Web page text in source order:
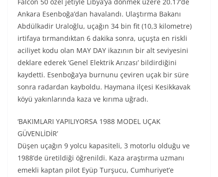
Ankara Esenboğa’dan havalandı. Ulaştırma Bakanı
Abdülkadir Uraloğlu, uçağın 34 bin fit (10,3 kilometre)
irtifaya tırmandıktan 6 dakika sonra, uçuşta en riskli
aciliyet kodu olan MAY DAY ikazının bir alt seviyesini
deklare ederek ‘Genel Elektrik Arızası’ bildirdiğini
kaydetti. Esenboğa’ya burnunu çeviren uçak bir süre
sonra radardan kayboldu. Haymana ilçesi Kesikkavak
köyü yakınlarında kaza ve kırıma uğradı.
‘BAKIMLARI YAPILIYORSA 1988 MODEL UÇAK
GÜVENLİDİR’
Düşen uçağın 9 yolcu kapasiteli, 3 motorlu olduğu ve
1988’de üretildiği öğrenildi. Kaza araştırma uzmanı
emekli kaptan pilot Eyüp Turşucu, Cumhuriyet’e